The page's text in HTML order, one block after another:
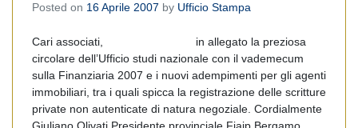
Posted on 16 Aprile 2007 by Ufficio Stampa
Cari associati, in allegato la preziosa
circolare dell’Ufficio studi nazionale con il vademecum
sulla Finanziaria 2007 e i nuovi adempimenti per gli agenti
immobiliari, tra i quali spicca la registrazione delle scritture
private non autenticate di natura negoziale. Cordialmente
Giuliano Olivati Presidente provinciale Fiaip Bergamo